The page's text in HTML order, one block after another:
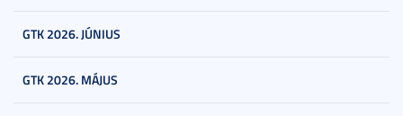
GTK 2026. JÚNIUS
GTK 2026. MÁJUS